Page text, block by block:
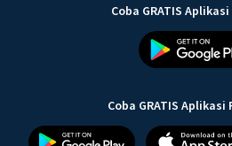
Coba GRATIS
Coba GRATIS Aplikasi